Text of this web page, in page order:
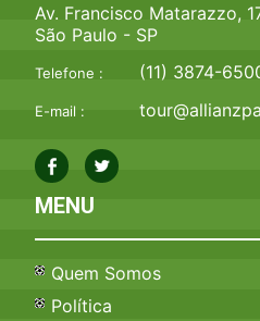
Av. Francisco Matarazzo,
São Paulo - SP
Telefone : (11) 3874-
E-mail :
MENU
Quem Somos
Política